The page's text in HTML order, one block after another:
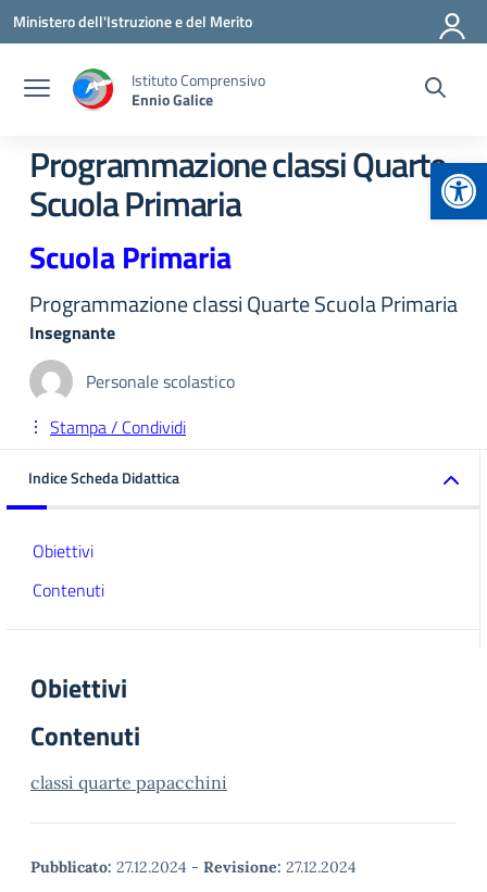
Vai ai contenuti
Vai al menu di navigazione
Vai al footer
Ministero dell'Istruzione e del Merito
Istituto Comprensivo
Ennio Galice
Programmazione classi Quarte
Scuola Primaria
Scuola Primaria
Programmazione classi Quarte Scuola Primaria
Insegnante
Personale scolastico
Stampa / Condividi
Indice Scheda Didattica
Obiettivi
Contenuti
Obiettivi
Contenuti
classi quarte papacchini
Pubblicato: 27.12.2024 - Revisione: 27.12.2024